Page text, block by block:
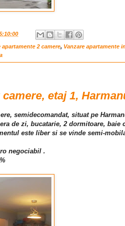
apartamente 2 camere, Vanzare apartamente
etaj 1,
semidecomandat, situat pe
de zi, bucatarie, 2 dormitoare,
este liber si se vinde semi-
negociabil .